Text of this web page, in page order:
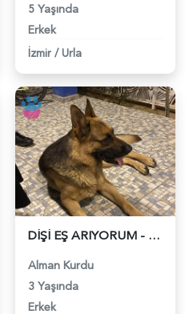
5 Yaşında
Erkek
İzmir / Urla
DİŞİ EŞ ARIYORUM - 118979460
Alman Kurdu
3 Yaşında
Erkek